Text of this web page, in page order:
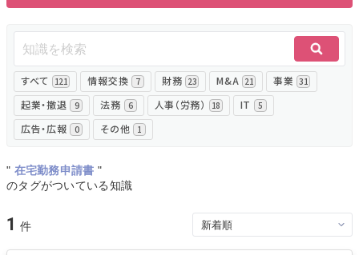
すべて 121 情報交換 7 財務 23 M&A 21 事業 31
起業・撤退 9 法務 6 人事（労務） 18 IT 5
広告・広報 0 その他 1
" 在宅勤務申請書 "
のタグがついている知識
1